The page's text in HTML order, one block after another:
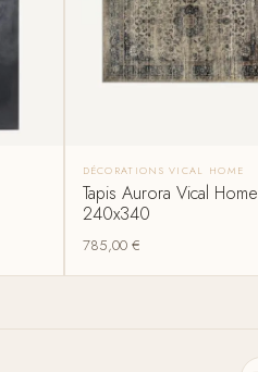
DÉCORATIONS VICAL HOME
Tapis Aurora Vical Home
240x340
785,00 €